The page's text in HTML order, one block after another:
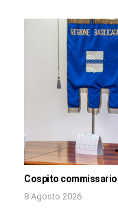
Cospito
8 Agosto 2026